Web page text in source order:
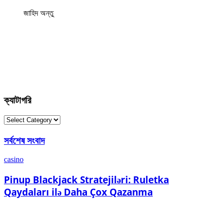
জাহিদ অন্তু
ক্যাটাগরি
ক্যাটাগরি
সর্বশেষ সংবাদ
casino
Pinup Blackjack Stratejiləri: Ruletka
Qaydaları ilə Daha Çox Qazanma